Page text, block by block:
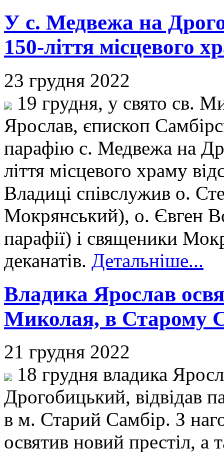
У с. Медвежа на
150-ліття місцевого
23 грудня 2022
19 грудня, у свято св.
Ярослав, єпископ
парафію с. Медвежа на
ліття місцевого храму
Владиці співслужив о.
Мокрянський), о. Євген
парафії) і священики
деканатів. Детальніше...
Владика Ярослав
Миколая, в Старому
21 грудня 2022
18 грудня владика
Дрогобицький, відвідав
в м. Старий Самбір. З
освятив новий престіл, а